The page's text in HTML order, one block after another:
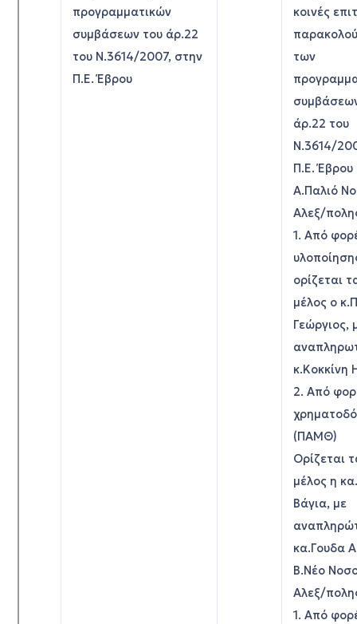
προγραμματικών
συμβάσεων του άρ.22
του Ν.3614/2007, στην
Π.Ε. Έβρου
κοινές
των
άρ.22 του
Ν.3614/
Π.Ε. Έβρου
Α.Παλιό
Αλεξ/
1. Από
ορίζεται
μέλος ο
Γεώργιος,
κ.Κοκκίνη
2. Από
(ΠΑΜΘ)
Ορίζεται
μέλος η
Βάγια, με
κα.Γουδα
Β.Νέο
Αλεξ/
1. Από